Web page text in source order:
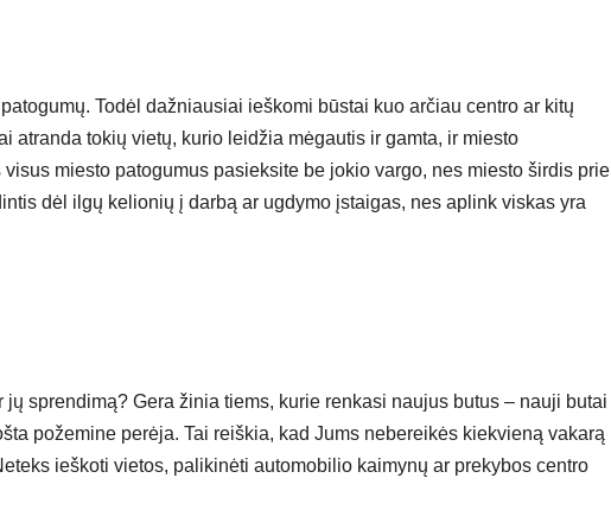
Todėl dažniausiai ieškomi būstai kuo arčiau centro ar kitų
atranda tokių vietų, kurio leidžia mėgautis ir gamta, ir miesto
miesto patogumus pasieksite be jokio vargo, nes miesto širdis prie
dėl ilgų kelionių į darbą ar ugdymo įstaigas, nes aplink viskas yra
sprendimą? Gera žinia tiems, kurie renkasi naujus butus – nauji butai
požemine perėja. Tai reiškia, kad Jums nebereikės kiekvieną vakarą
ieškoti vietos, palikinėti automobilio kaimynų ar prekybos centro